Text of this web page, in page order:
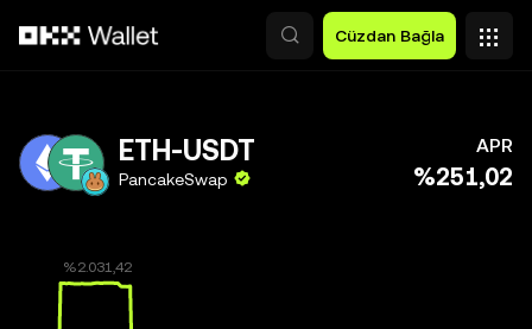
Cüzdan Bağla
ETH-USDT
PancakeSwap
APR
%251,02